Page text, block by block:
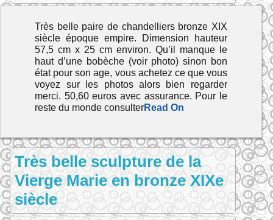
Très belle paire de chandelliers bronze XIX
siècle époque empire. Dimension hauteur
57,5 cm x 25 cm environ. Qu’il manque le
haut d’une bobèche (voir photo) sinon bon
état pour son age, vous achetez ce que vous
voyez sur les photos alors bien regarder
merci. 50,60 euros avec assurance. Pour le
reste du monde consulterRead On
Très belle sculpture de la
Vierge Marie en bronze XIXe
siècle